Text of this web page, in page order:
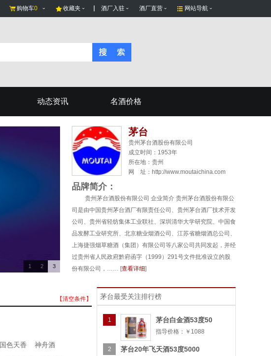
购物车0 收藏夹 酒厂入驻 酒厂直营 网站导航
动态资讯 名酒价格
茅台
贵州茅台酒股份有限公司
成立时间：1953年
所在地： 贵州
网 址：http://www.moutaichina.com
品牌简介：
贵州茅台酒股份有限公司 企业简介 贵州茅台酒股份有限公
司是由中国贵州茅台酒厂有限责任公司、贵州茅台酒厂技术开发
公司、贵州省轻纺集体工业联社、深圳清华大学研究院、中国食
品发酵工业研究所、北京糖业烟酒公司、江苏省糖烟酒总公司、
上海捷强烟草糖酒（集团）有限公司等八家公司共同发起，并经
过贵州省人民政府黔府函字（1999）291号文件批准设立的股
份有限公司，…… [查看详细]
1 2 3
【清空条件】
国色天香
神舟酒
茅台最受关注排行榜
1 茅台白金酒53度50
指导价格：￥1088
2 茅台20年飞天酒53度5000